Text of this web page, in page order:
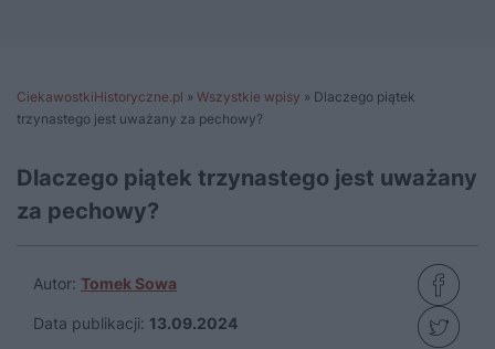
CiekawostkiHistoryczne.pl » Wszystkie wpisy » Dlaczego piątek
trzynastego jest uważany za pechowy?
Dlaczego piątek trzynastego jest uważany
za pechowy?
Autor: Tomek Sowa
Data publikacji: 13.09.2024